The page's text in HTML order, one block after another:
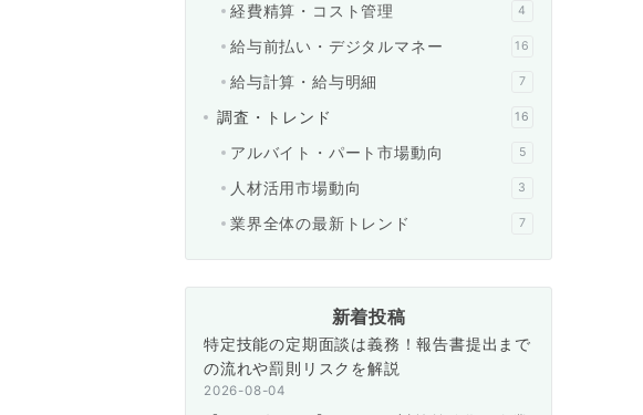
経費精算・コスト管理 4
給与前払い・デジタルマネー 16
給与計算・給与明細 7
調査・トレンド 16
アルバイト・パート市場動向 5
人材活用市場動向 3
業界全体の最新トレンド 7
新着投稿
特定技能の定期面談は義務！報告書提出まで
の流れや罰則リスクを解説
2026-08-04